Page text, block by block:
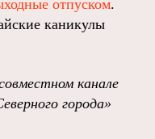
отпуском.
каникулы
канале
города»